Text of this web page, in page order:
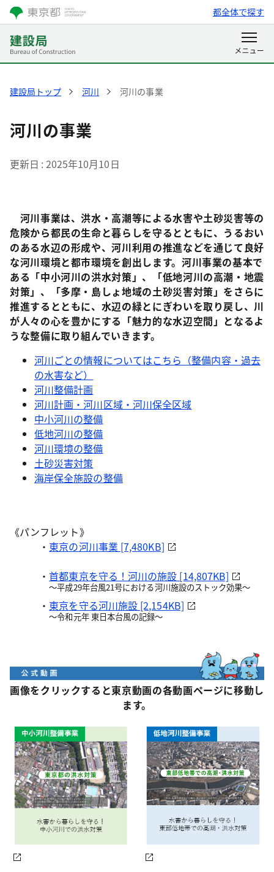
都全体で探す
建設局トップ 河川 河川の事業
河川の事業
更新日 2025年10月10日
河川事業は、洪水・高潮等による水害や土砂災害等の
危険から都民の生命と暮らしを守るとともに、うるおい
のある水辺の形成や、河川利用の推進などを通じて良好
な河川環境と都市環境を創出します。河川事業の基本で
ある「中小河川の洪水対策」、「低地河川の高潮・地震
対策」、「多摩・島しょ地域の土砂災害対策」をさらに
推進するとともに、水辺の緑とにぎわいを取り戻し、川
が人々の心を豊かにする「魅力的な水辺空間」となるよ
うな整備に取り組んでいきます。
河川ごとの情報についてはこちら（整備内容・過去
の水害など）
河川整備計画
河川計画・河川区域・河川保全区域
中小河川の整備
低地河川の整備
河川環境の整備
土砂災害対策
海岸保全施設の整備
《パンフレット》
・ 東京の河川事業 [7,480KB]
・ 首都東京を守る！河川の施設 [14,807KB]
～平成29年台風21号における河川施設のストック効果～
・ 東京を守る河川施設 [2,154KB]
～令和元年 東日本台風の記録～
画像をクリックすると東京動画の各動画ページに移動し
ます。